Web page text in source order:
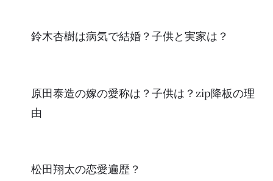
鈴木杏樹は病気で結婚？子供と実家は？
原田泰造の嫁の愛称は？子供は？zip降板の理
由
松田翔太の恋愛遍歴？